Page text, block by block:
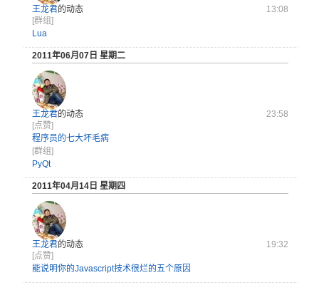
王龙君的动态
13:08
[群组]
Lua
2011年06月07日 星期二
王龙君的动态
23:58
[点赞]
程序员的七大坏毛病
[群组]
PyQt
2011年04月14日 星期四
王龙君的动态
19:32
[点赞]
能说明你的Javascript技术很烂的五个原因